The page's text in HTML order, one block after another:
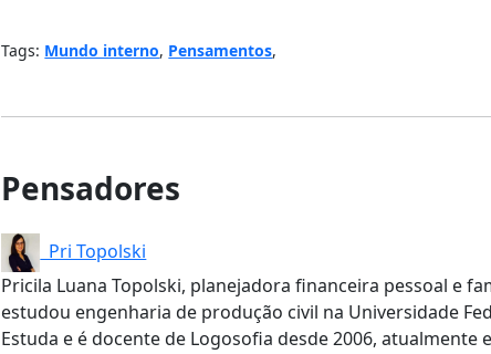
Tags: Mundo interno, Pensamentos,
Pensadores
Pri Topolski
Pricila Luana Topolski, planejadora financeira pessoal e
estudou engenharia de produção civil na Universidade
Estuda e é docente de Logosofia desde 2006, atualmente